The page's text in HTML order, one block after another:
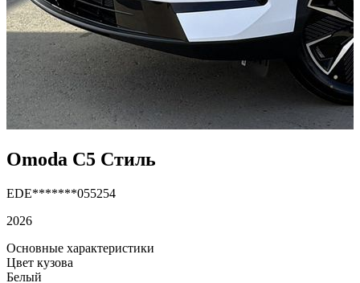
Omoda C5 Стиль
EDE*******055254
2026
Основные характеристики
Цвет кузова
Белый